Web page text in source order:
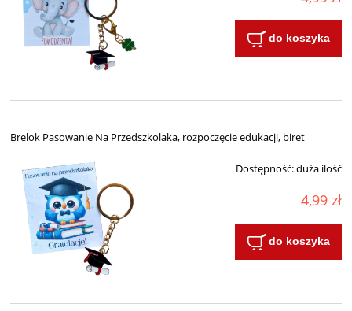
do koszyka
Brelok Pasowanie Na Przedszkolaka, rozpoczęcie edukacji, biret
Dostępność:duża ilość
4,99 zł
do koszyka